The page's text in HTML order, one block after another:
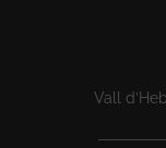
Vall